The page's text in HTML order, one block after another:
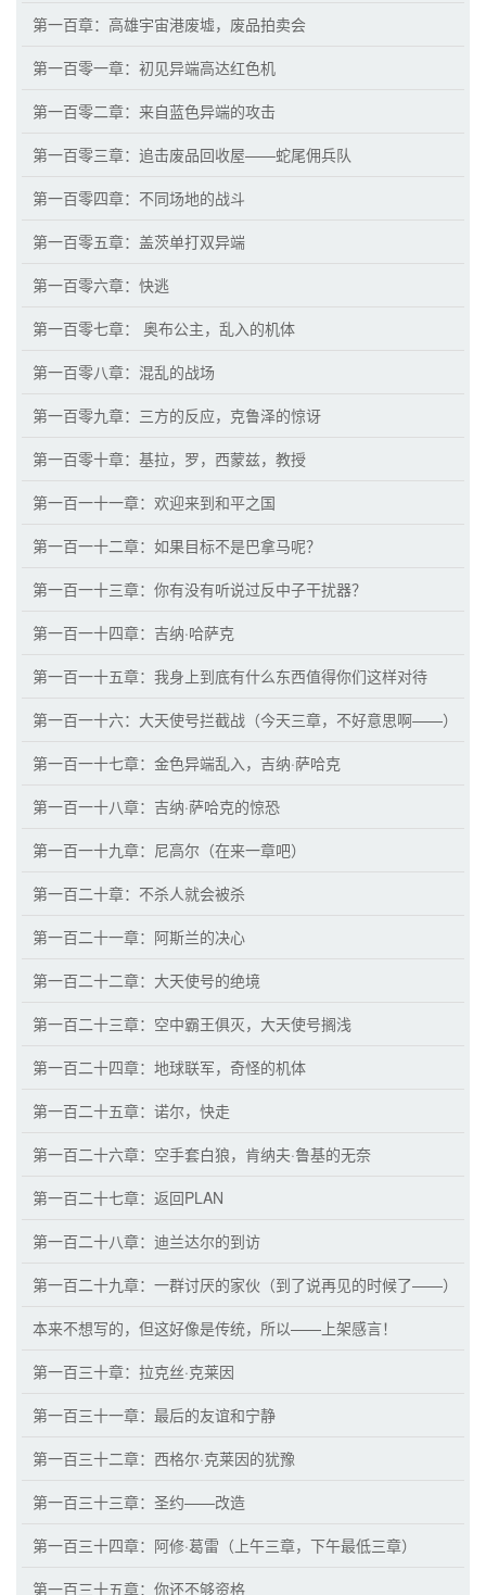
第一百章：高雄宇宙港废墟，废品拍卖会
第一百零一章：初见异端高达红色机
第一百零二章：来自蓝色异端的攻击
第一百零三章：追击废品回收屋——蛇尾佣兵队
第一百零四章：不同场地的战斗
第一百零五章：盖茨单打双异端
第一百零六章：快逃
第一百零七章： 奥布公主，乱入的机体
第一百零八章：混乱的战场
第一百零九章：三方的反应，克鲁泽的惊讶
第一百零十章：基拉，罗，西蒙兹，教授
第一百一十一章：欢迎来到和平之国
第一百一十二章：如果目标不是巴拿马呢？
第一百一十三章：你有没有听说过反中子干扰器？
第一百一十四章：吉纳·哈萨克
第一百一十五章：我身上到底有什么东西值得你们这样对待
第一百一十六：大天使号拦截战（今天三章，不好意思啊——）
第一百一十七章：金色异端乱入，吉纳·萨哈克
第一百一十八章：吉纳·萨哈克的惊恐
第一百一十九章：尼高尔（在来一章吧）
第一百二十章：不杀人就会被杀
第一百二十一章：阿斯兰的决心
第一百二十二章：大天使号的绝境
第一百二十三章：空中霸王俱灭，大天使号搁浅
第一百二十四章：地球联军，奇怪的机体
第一百二十五章：诺尔，快走
第一百二十六章：空手套白狼，肯纳夫·鲁基的无奈
第一百二十七章：返回PLAN
第一百二十八章：迪兰达尔的到访
第一百二十九章：一群讨厌的家伙（到了说再见的时候了——）
本来不想写的，但这好像是传统，所以——上架感言！
第一百三十章：拉克丝·克莱因
第一百三十一章：最后的友谊和宁静
第一百三十二章：西格尔·克莱因的犹豫
第一百三十三章：圣约——改造
第一百三十四章：阿修·葛雷（上午三章，下午最低三章）
第一百三十五章：你还不够资格